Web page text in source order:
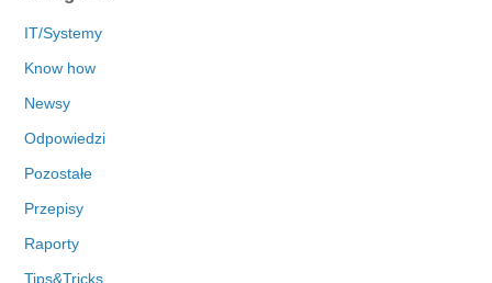
IT/Systemy
Know how
Newsy
Odpowiedzi
Pozostałe
Przepisy
Raporty
Tips&Tricks